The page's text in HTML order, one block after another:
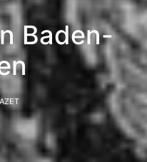
Baden-